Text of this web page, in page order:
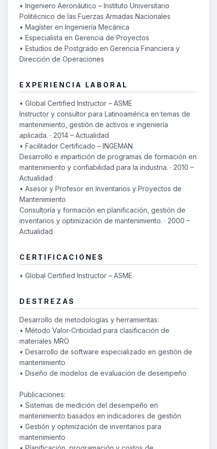
• Ingeniero Aeronáutico – Instituto Universitario
Politécnico de las Fuerzas Armadas Nacionales
• Magíster en Ingeniería Mecánica
• Especialista en Gerencia de Proyectos
• Estudios de Postgrado en Gerencia Financiera y
Dirección de Operaciones
EXPERIENCIA LABORAL
• Global Certified Instructor – ASME
Instructor y consultor para Latinoamérica en temas de
mantenimiento, gestión de activos e ingeniería
aplicada. · 2014 – Actualidad
• Facilitador Certificado – INGEMAN
Desarrollo e impartición de programas de formación en
mantenimiento y confiabilidad para la industria. · 2010 –
Actualidad
• Asesor y Profesor en Inventarios y Proyectos de
Mantenimiento
Consultoría y formación en planificación, gestión de
inventarios y optimización de mantenimiento. · 2000 –
Actualidad
CERTIFICACIONES
• Global Certified Instructor – ASME.
DESTREZAS
Desarrollo de metodologías y herramientas:
• Método Valor-Criticidad para clasificación de
materiales MRO
• Desarrollo de software especializado en gestión de
mantenimiento
• Diseño de modelos de evaluación de desempeño
Publicaciones:
• Sistemas de medición del desempeño en
mantenimiento basados en indicadores de gestión
• Gestión y optimización de inventarios para
mantenimiento